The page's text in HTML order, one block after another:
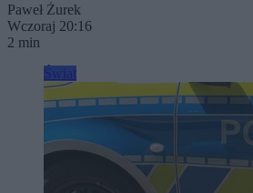
Paweł Żurek
Wczoraj 20:16
2 min